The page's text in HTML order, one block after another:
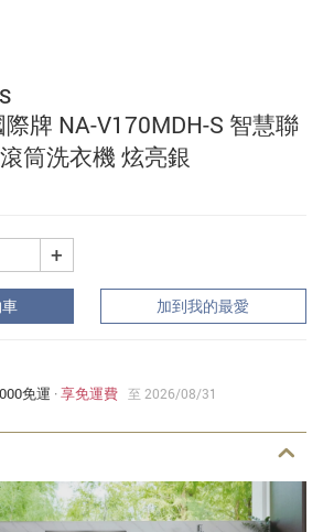
牌 NA-V170MDH-S 智慧聯
筒洗衣機 炫亮銀
+
加到我的最愛
免運 ·享免運費 至 2026/08/31